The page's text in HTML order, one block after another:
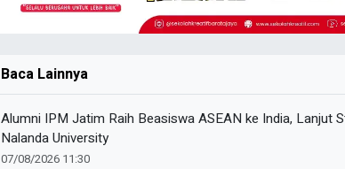
Baca Lainnya
Alumni IPM Jatim Raih Beasiswa ASEAN ke India, Lanjut
Nalanda University
07/08/2026 11:30